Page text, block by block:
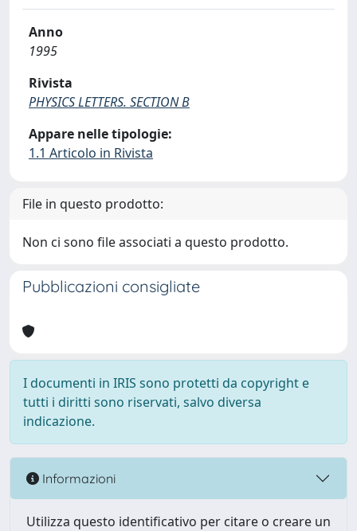
Anno
1995
Rivista
PHYSICS LETTERS. SECTION B
Appare nelle tipologie:
1.1 Articolo in Rivista
File in questo prodotto:
Non ci sono file associati a questo prodotto.
Pubblicazioni consigliate
I documenti in IRIS sono protetti da copyright e
tutti i diritti sono riservati, salvo diversa
indicazione.
Informazioni
Utilizza questo identificativo per citare o creare un